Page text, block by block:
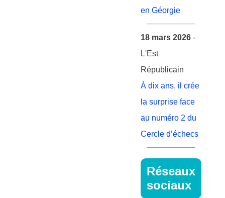
en Géorgie
18 mars 2026 -
L'Est
Républicain
À dix ans, il crée
la surprise face
au numéro 2 du
Cercle d’échecs
Réseaux
sociaux